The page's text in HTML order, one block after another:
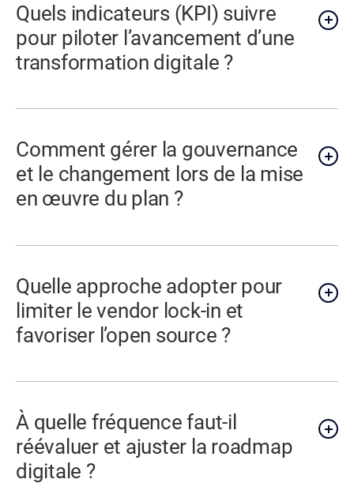
Quels indicateurs (KPI) suivre
pour piloter l’avancement d’une
transformation digitale ?
Comment gérer la gouvernance
et le changement lors de la mise
en œuvre du plan ?
Quelle approche adopter pour
limiter le vendor lock-in et
favoriser l’open source ?
À quelle fréquence faut-il
réévaluer et ajuster la roadmap
digitale ?